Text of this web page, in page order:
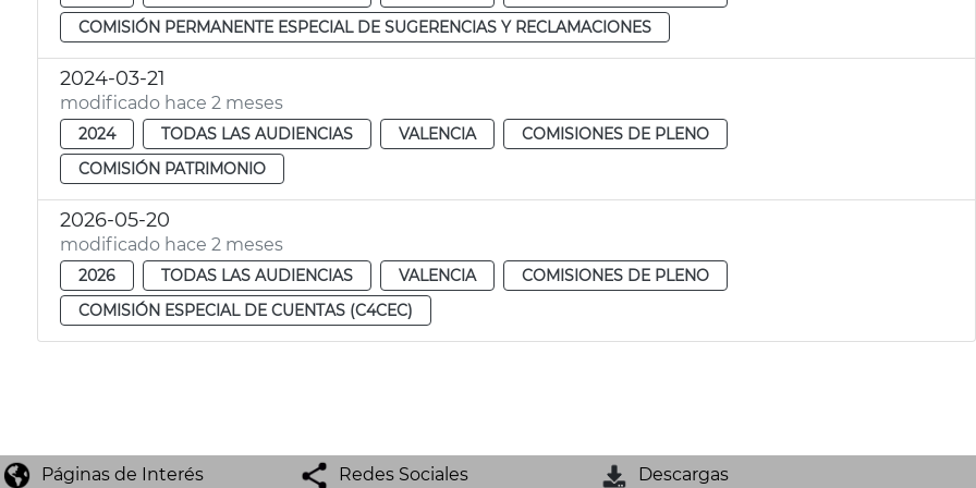
COMISIÓN PERMANENTE ESPECIAL DE SUGERENCIAS Y RECLAMACIONES
2024-03-21
modificado hace 2 meses
2024 TODAS LAS AUDIENCIAS VALENCIA
COMISIONES DE PLENO
COMISIÓN PATRIMONIO
2026-05-20
modificado hace 2 meses
2026 TODAS LAS AUDIENCIAS VALENCIA
COMISIONES DE PLENO
COMISIÓN ESPECIAL DE CUENTAS (C4CEC)
Páginas de Interés Redes Sociales Descargas